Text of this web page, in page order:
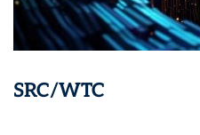
SRC/WTC